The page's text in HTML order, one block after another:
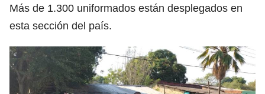
Más de 1.300 uniformados están desplegados en
esta sección del país.